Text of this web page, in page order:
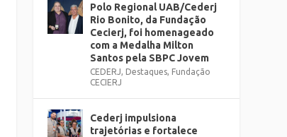
Polo Regional UAB/Cederj
Rio Bonito, da Fundação
Cecierj, foi homenageado
com a Medalha Milton
Santos pela SBPC Jovem
CEDERJ, Destaques, Fundação
CECIERJ
Cederj impulsiona
trajetórias e fortalece